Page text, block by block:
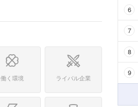
働く環境 ライバル企業